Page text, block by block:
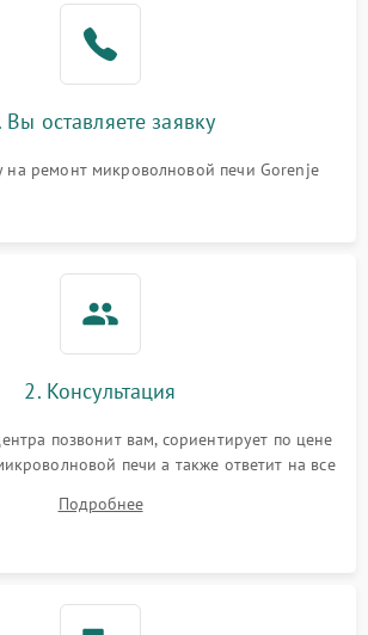
2200 ₽
1000 ₽
Вы оставляете заявку
на ремонт микроволновой печи Gorenje
2. Консультация
позвонит вам, сориентирует по цене
печи а также ответит на все
Подробнее